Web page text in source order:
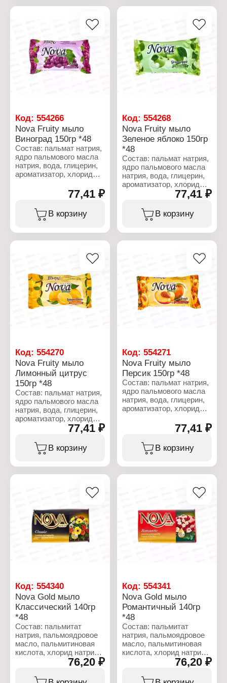
карбоксиметилцеллюлоза).
Тип товара:
Пятновыводитель
Название: "Магическое
мыло"
Бренд: Royal
Тип товара: Туалетное
мыло
Название: "Orange"
Аромат: Апельсин
Вес: 150 г
Код: 554266
Nova Fruity мыло
Виноград 150гр *48
Состав: пальмат натрия,
ядро пальмового масла
натрия, вода, глицерин,
ароматизатор, хлорид
лаурилового эфира
натрия, тетранатрий
ЭДТА, этидроновая
кислота, лактат натрия,
Характеристики:
Тип товара: Туалетное
мыло
Название: "Grape"
Аромат: виноград
Вес: 150 г
77,41 ₽
В корзину
Код:554268
Nova Fruity мыло
Зеленое яблоко 150гр
*48
Состав: пальмат натрия,
ядро пальмового масла
натрия, вода, глицерин,
ароматизатор, хлорид
натрия, сульфат
лаурилового эфира
натрия, тетранатрий
ЭДТА, этидроновая
Линейка: Fruity soap
Тип товара: Туалетное
мыло
Название: "Green apple"
77,41 ₽
В корзину
Код: 554270
Nova Fruity мыло
Лимонный цитрус
150гр *48
Состав: пальмат натрия,
ядро пальмового масла
натрия, вода, глицерин,
ароматизатор, хлорид
натрия, сульфат
лаурилового эфира
натрия, диоксид титана,
тетранатрий ЭДТА,
Серия: NOVA
Линейка: Fruity soap
Тип товара: Туалетное
мыло
77,41 ₽
В корзину
Код:554271
Nova Fruity мыло
Персик 150гр *48
Состав: пальмат натрия,
ядро пальмового масла
натрия, вода, глицерин,
ароматизатор, хлорид
лаурилового эфира
натрия, диоксид титана,
тетранатрий ЭДТА,
этидроновая кислота,
CI 45100.
Линейка: Fruity soap
Тип товара: Туалетное
мыло
Название: "Peach"
Аромат: персик
77,41 ₽
В корзину
Код: 554340
Nova Gold мыло
Классический 140гр
*48
Состав: пальмитат
натрия, пальмоядровое
масло, пальмитиновая
кислота, хлорид натрия,
вода, глицерин, тальк,
композиция,
76,20 ₽
Код:554341
Nova Gold мыло
Романтичный 140гр
*48
Состав: пальмитат
натрия, пальмоядровое
масло, пальмитиновая
кислота, хлорид натрия,
вода, глицерин, тальк,
композиция,
76,20 ₽